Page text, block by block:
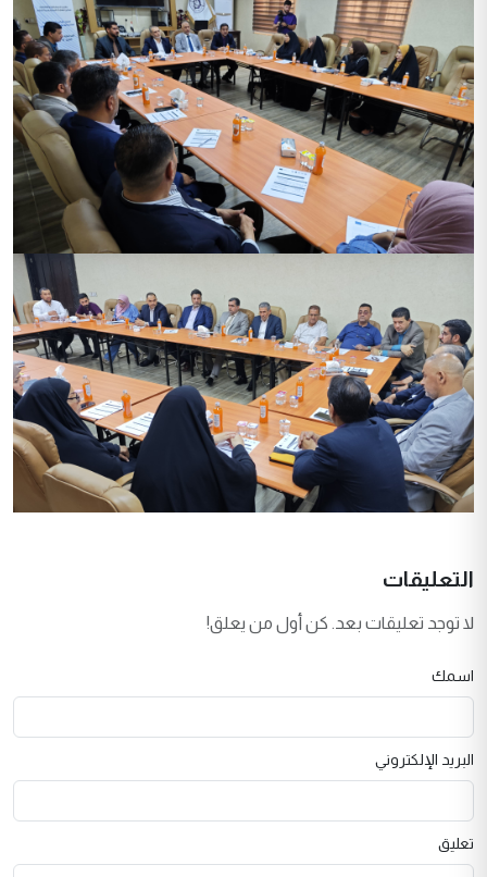
التعليقات
لا توجد تعليقات بعد. كن أول من يعلق!
اسمك
البريد الإلكتروني
تعليق